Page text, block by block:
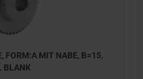
FORM:A MIT NABE, B=15,
BLANK